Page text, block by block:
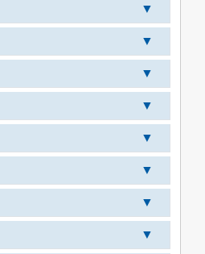
▼
▼
▼
▼
▼
▼
▼
▼